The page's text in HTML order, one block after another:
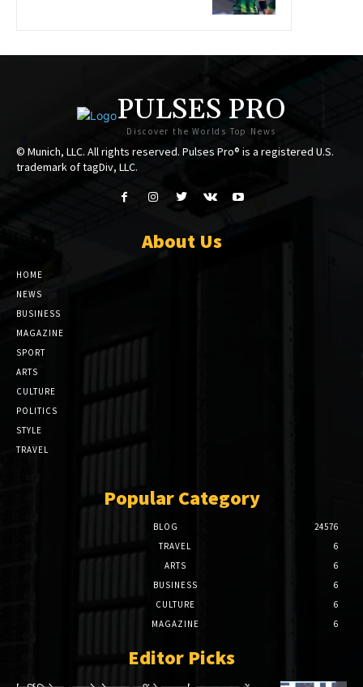
PULSES PRO
Discover the Worlds Top News
© Munich, LLC. All rights reserved. Pulses Pro® is a registered U.S.
trademark of tagDiv, LLC.
About Us
HOME
NEWS
BUSINESS
MAGAZINE
SPORT
ARTS
CULTURE
POLITICS
STYLE
TRAVEL
Popular Category
BLOG
24576
TRAVEL
6
ARTS
6
BUSINESS
6
CULTURE
6
MAGAZINE
6
Editor Picks